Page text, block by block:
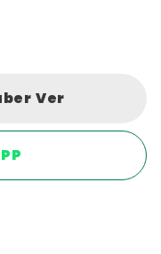
Ver